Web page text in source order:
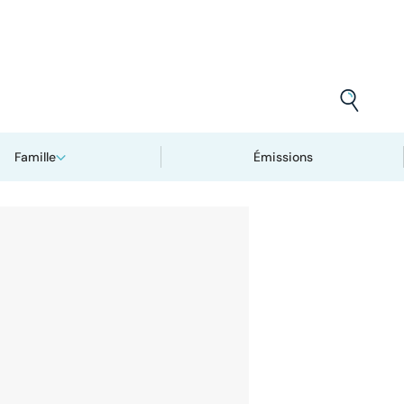
Famille Émissions